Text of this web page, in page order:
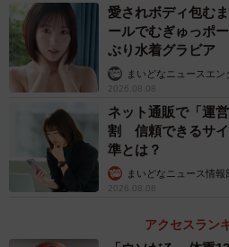
愛されボディ包む
ールでむぎゅっポ
ぶり水着グラビア
まいどなニュースエン
2026.08.08
ネット通販で「運
割 信頼できるサイ
準とは？
まいどなニュース情報
2026.08.08
アクセスラン